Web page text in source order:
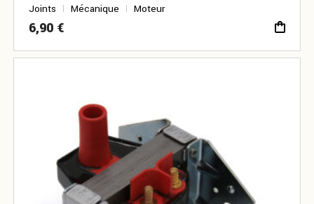
Joints Mécanique Moteur
6,90 €